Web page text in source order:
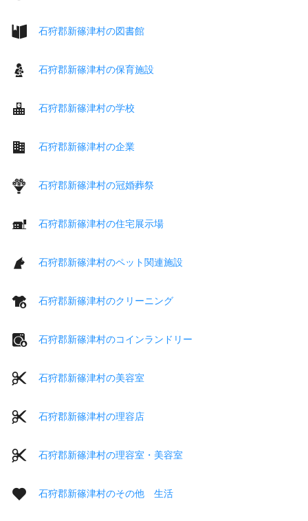
石狩郡新篠津村の図書館
石狩郡新篠津村の保育施設
石狩郡新篠津村の学校
石狩郡新篠津村の企業
石狩郡新篠津村の冠婚葬祭
石狩郡新篠津村の住宅展示場
石狩郡新篠津村のペット関連施設
石狩郡新篠津村のクリーニング
石狩郡新篠津村のコインランドリー
石狩郡新篠津村の美容室
石狩郡新篠津村の理容店
石狩郡新篠津村の理容室・美容室
石狩郡新篠津村のその他 生活